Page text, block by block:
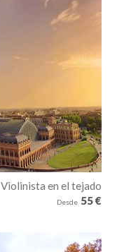
Violinista en el tejado
Desde 55 €